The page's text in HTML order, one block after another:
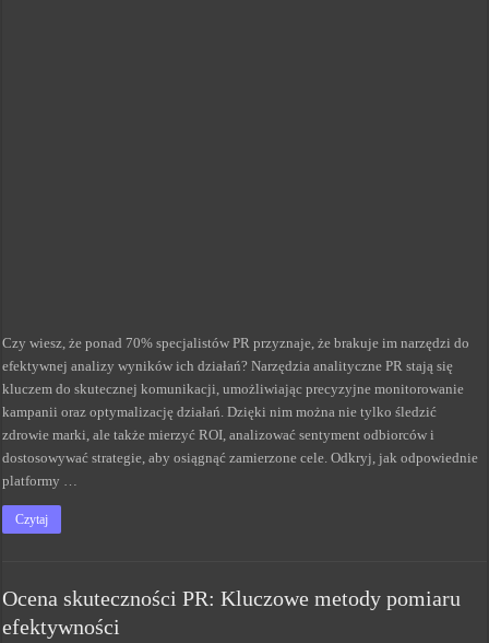
Czy wiesz, że ponad 70% specjalistów PR przyznaje, że brakuje im narzędzi do
efektywnej analizy wyników ich działań? Narzędzia analityczne PR stają się
kluczem do skutecznej komunikacji, umożliwiając precyzyjne monitorowanie
kampanii oraz optymalizację działań. Dzięki nim można nie tylko śledzić
zdrowie marki, ale także mierzyć ROI, analizować sentyment odbiorców i
dostosowywać strategie, aby osiągnąć zamierzone cele. Odkryj, jak odpowiednie
platformy …
Czytaj
Ocena skuteczności PR: Kluczowe metody pomiaru
efektywności